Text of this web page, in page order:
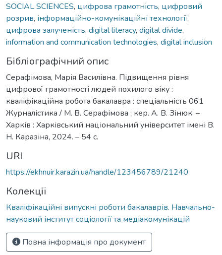
SOCIAL SCIENCES, цифрова грамотність, цифровий
розрив, інформаційно-комунікаційні технології,
цифрова залученість, digital literacy, digital divide,
information and communication technologies, digital inclusion
Бібліографічний опис
Серафімова, Марія Василівна. Підвищення рівня
цифрової грамотності людей похилого віку :
кваліфікаційна робота бакалавра : спеціальність 061
Журналістика / М. В. Серафімова ; кер. А. В. Зінюк. –
Харків : Харківський національний університет імені В.
Н. Каразіна, 2024. – 54 с.
URI
https://ekhnuir.karazin.ua/handle/123456789/21240
Колекції
Кваліфікаційні випускні роботи бакалаврів. Навчально-
науковий інститут соціології та медіакомунікацій
Повна інформація про документ